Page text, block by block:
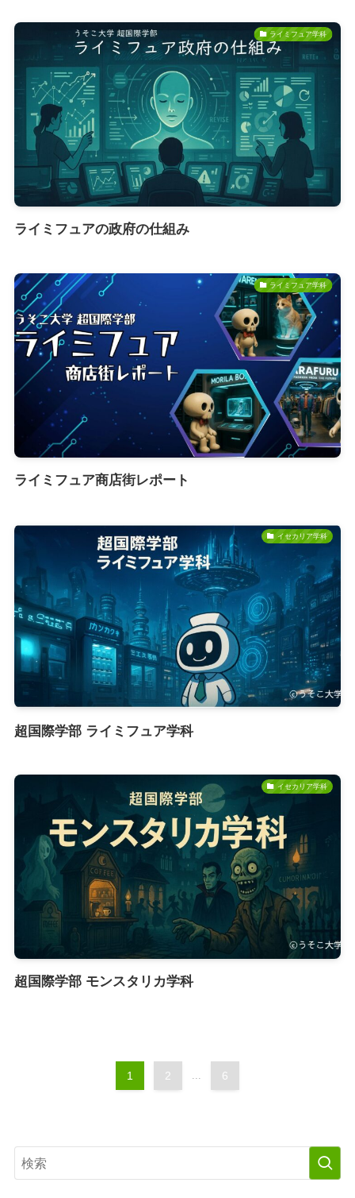
ライミフュア学科
ライミフュアの政府の仕組み
ライミフュア学科
ライミフュア商店街レポート
イセカリア学科
超国際学部 ライミフュア学科
イセカリア学科
超国際学部 モンスタリカ学科
1 2 ... 6